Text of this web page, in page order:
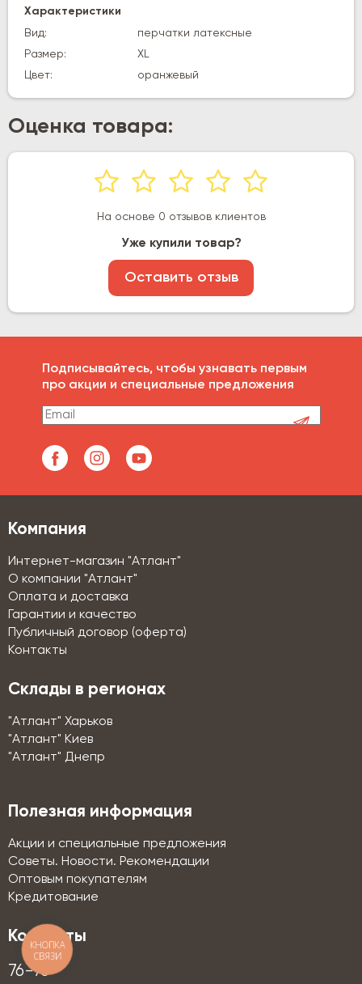
Характеристики
Вид:
перчатки латексные
Размер:
XL
Цвет:
оранжевый
Оценка товара:
На основе 0 отзывов клиентов
Уже купили товар?
Оставить отзыв
Подписывайтесь, чтобы узнавать первым
про акции и специальные предложения
Компания
Интернет-магазин "Атлант"
О компании "Атлант"
Оплата и доставка
Гарантии и качество
Публичный договор (оферта)
Контакты
Склады в регионах
"Атлант" Харьков
"Атлант" Киев
"Атлант" Днепр
Полезная информация
Акции и специальные предложения
Советы. Новости. Рекомендации
Оптовым покупателям
Кредитование
Контакты
76-76
КНОПКА
СВЯЗИ